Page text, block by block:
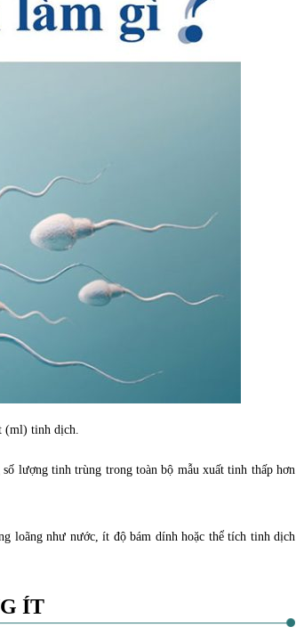
(ml) tinh dịch.
số lượng tinh trùng trong toàn bộ mẫu xuất tinh thấp hơn
loãng như nước, ít độ bám dính hoặc thể tích tinh dịch
ÍT